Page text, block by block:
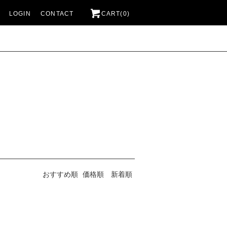
LOGIN CONTACT CART(0)
おすすめ順 価格順 新着順